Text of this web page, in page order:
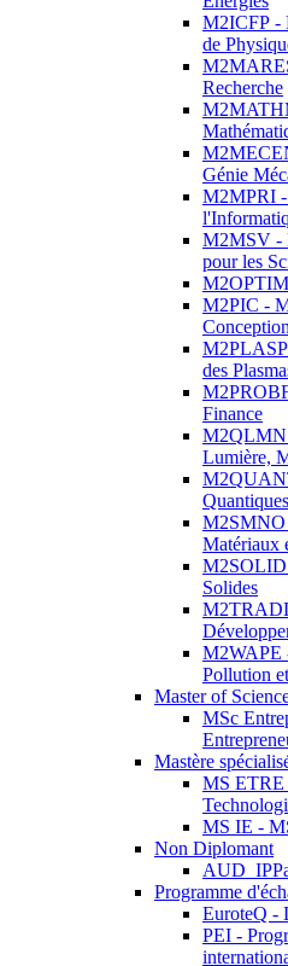
M2ICFP -
de
Recherche
Génie
M2MPRI -
M2MSV -
pour les
M2PIC -
Conception
des
Finance
M2QLMN
Lumière,
Quantiques
M2SMNO
Matériaux
Solides
M2WAPE
Pollution
Master of
MSc
Mastère
MS ETRE
MS IE -
Non Diplomant
Programme
EuroteQ -
PEI -